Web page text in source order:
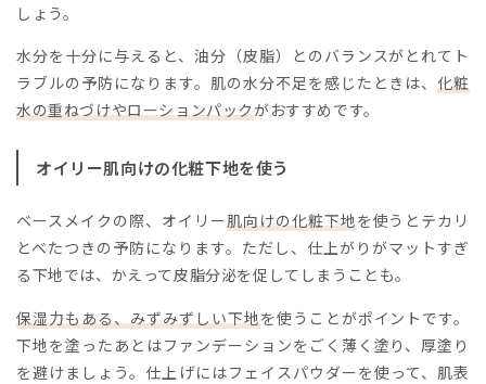
しょう。
水分を十分に与えると、油分（皮脂）とのバランスがとれてト
ラブルの予防になります。肌の水分不足を感じたときは、化粧
水の重ねづけやローションパックがおすすめです。
オイリー肌向けの化粧下地を使う
ベースメイクの際、オイリー肌向けの化粧下地を使うとテカリ
とべたつきの予防になります。ただし、仕上がりがマットすぎ
る下地では、かえって皮脂分泌を促してしまうことも。
保湿力もある、みずみずしい下地を使うことがポイントです。
下地を塗ったあとはファンデーションをごく薄く塗り、厚塗り
を避けましょう。仕上げにはフェイスパウダーを使って、肌表